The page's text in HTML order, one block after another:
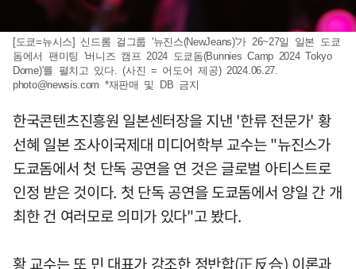
[도쿄=뉴시스] 신드롬 걸그룹 '뉴진스(NewJeans)'가 26~27일 일본 도쿄
돔에서 팬미팅 '버니즈 캠프 2024 도쿄돔(Bunnies Camp 2024 Tokyo
Dome)'를 펼치고 있다. (사진 = 어도어 제공) 2024.06.27.
photo@newsis.com *재판매 및 DB 금지
한국콘텐츠진흥원 일본센터장을 지낸 '한류 전문가' 황
선혜 일본 조사이국제대 미디어학부 교수는 "뉴진스가
도쿄돔에서 첫 단독 공연을 연 것은 글로벌 아티스트로
인정 받은 것이다. 첫 단독 공연을 도쿄돔에서 양일 간 개
최한 건 여러모로 의미가 있다"고 봤다.
황 교수는 또 민 대표가 강조한 정반합(正反合) 이론과